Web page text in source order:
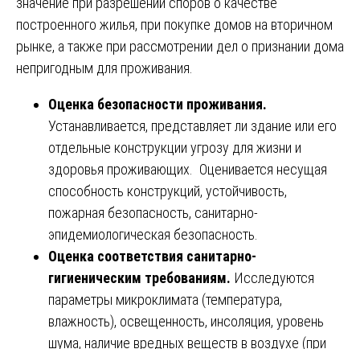
построенного жилья, при покупке домов на вторичном
рынке, а также при рассмотрении дел о признании дома
непригодным для проживания.
Оценка безопасности проживания.
Устанавливается, представляет ли здание или его
отдельные конструкции угрозу для жизни и
здоровья проживающих. Оценивается несущая
способность конструкций, устойчивость,
пожарная безопасность, санитарно-
эпидемиологическая безопасность.
Оценка соответствия санитарно-
гигиеническим требованиям. Исследуются
параметры микроклимата (температура,
влажность), освещенность, инсоляция, уровень
шума, наличие вредных веществ в воздухе (при